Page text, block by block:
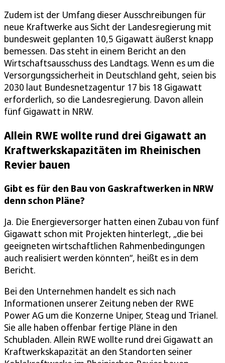
Zudem ist der Umfang dieser Ausschreibungen für
neue Kraftwerke aus Sicht der Landesregierung mit
bundesweit geplanten 10,5 Gigawatt äußerst knapp
bemessen. Das steht in einem Bericht an den
Wirtschaftsausschuss des Landtags. Wenn es um die
Versorgungssicherheit in Deutschland geht, seien bis
2030 laut Bundesnetzagentur 17 bis 18 Gigawatt
erforderlich, so die Landesregierung. Davon allein
fünf Gigawatt in NRW.
Allein RWE wollte rund drei Gigawatt an
Kraftwerkskapazitäten im Rheinischen
Revier bauen
Gibt es für den Bau von Gaskraftwerken in NRW
denn schon Pläne?
Ja. Die Energieversorger hatten einen Zubau von fünf
Gigawatt schon mit Projekten hinterlegt, „die bei
geeigneten wirtschaftlichen Rahmenbedingungen
auch realisiert werden könnten“, heißt es in dem
Bericht.
Bei den Unternehmen handelt es sich nach
Informationen unserer Zeitung neben der RWE
Power AG um die Konzerne Uniper, Steag und Trianel.
Sie alle haben offenbar fertige Pläne in den
Schubladen. Allein RWE wollte rund drei Gigawatt an
Kraftwerkskapazität an den Standorten seiner